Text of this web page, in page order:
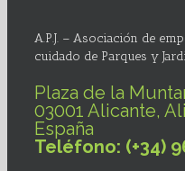
A.P.J. – Asociación de
cuidado de Parques y
Plaza de la
03001 Alicante,
España
Teléfono: (+34)